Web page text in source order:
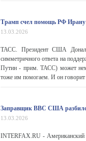
Трамп счел помощь РФ
13.03.2026
ТАСС. Президент США
симметричного ответа на
Путин - прим. ТАСС) может
тоже им помогаем. И он говорит
Заправщик ВВС США разбился
13.03.2026
INTERFAX.RU - Американский